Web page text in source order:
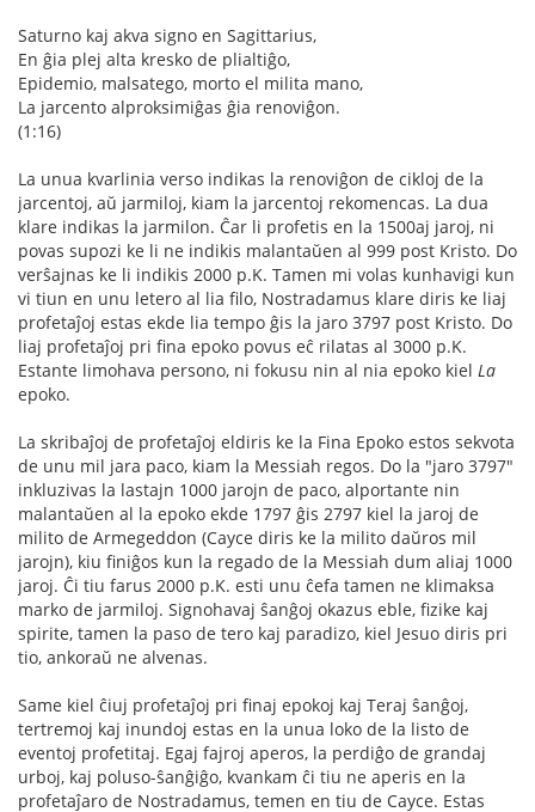
Saturno kaj akva signo en Sagittarius,
En ĝia plej alta kresko de plialtiĝo,
Epidemio, malsatego, morto el milita mano,
La jarcento alproksimiĝas ĝia renoviĝon.
(1:16)
La unua kvarlinia verso indikas la renoviĝon de cikloj de la
jarcentoj, aŭ jarmiloj, kiam la jarcentoj rekomencas. La dua
klare indikas la jarmilon. Ĉar li profetis en la 1500aj jaroj, ni
povas supozi ke li ne indikis malantaŭen al 999 post Kristo. Do
verŝajnas ke li indikis 2000 p.K. Tamen mi volas kunhavigi kun
vi tiun en unu letero al lia filo, Nostradamus klare diris ke liaj
profetaĵoj estas ekde lia tempo ĝis la jaro 3797 post Kristo. Do
liaj profetaĵoj pri fina epoko povus eĉ rilatas al 3000 p.K.
Estante limohava persono, ni fokusu nin al nia epoko kiel La
epoko.
La skribaĵoj de profetaĵoj eldiris ke la Fina Epoko estos sekvota
de unu mil jara paco, kiam la Messiah regos. Do la "jaro 3797"
inkluzivas la lastajn 1000 jarojn de paco, alportante nin
malantaŭen al la epoko ekde 1797 ĝis 2797 kiel la jaroj de
milito de Armegeddon (Cayce diris ke la milito daŭros mil
jarojn), kiu finiĝos kun la regado de la Messiah dum aliaj 1000
jaroj. Ĉi tiu farus 2000 p.K. esti unu ĉefa tamen ne klimaksa
marko de jarmiloj. Signohavaj ŝanĝoj okazus eble, fizike kaj
spirite, tamen la paso de tero kaj paradizo, kiel Jesuo diris pri
tio, ankoraŭ ne alvenas.
Same kiel ĉiuj profetaĵoj pri finaj epokoj kaj Teraj ŝanĝoj,
tertremoj kaj inundoj estas en la unua loko de la listo de
eventoj profetitaj. Egaj fajroj aperos, la perdiĝo de grandaj
urboj, kaj poluso-ŝanĝiĝo, kvankam ĉi tiu ne aperis en la
profetaĵaro de Nostradamus, temen en tiu de Cayce. Estas